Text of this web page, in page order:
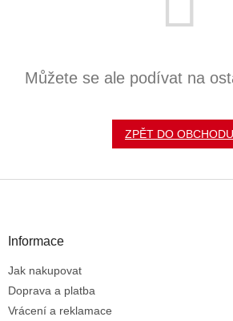
Můžete se ale podívat na
ZPĚT DO OBCHODU
Informace
Jak nakupovat
Doprava a platba
Vrácení a reklamace